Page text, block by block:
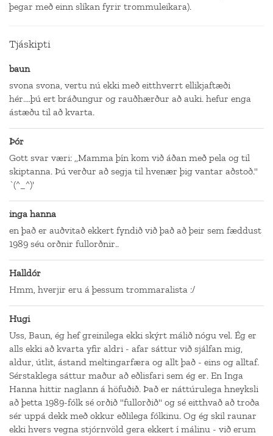
þegar með einn slíkan fyrir trommuleikara).
Tjáskipti
baun
svona svona, vertu nú ekki með eitthverrt ellikjaftæði
hér....þú ert bráðungur og rauðhærður að auki. hefur enga
ástæðu til að kvarta.
Þór
Gott svar væri: ,,Mamma þín kom við áðan með pela og til
skiptanna. Þú verður að segja til hvenær þig vantar aðstoð.''
`(^_^)'
inga hanna
en það er auðvitað ekkert fyndið við það að þeir sem fæddust
1989 séu orðnir fullorðnir..
Halldór
Hmm, hverjir eru á þessum trommaralista :/
Hugi
Uss, Baun, ég hef greinilega ekki skýrt málið nógu vel. Ég er
alls ekki að kvarta yfir aldri - afar sáttur við sjálfan mig,
aldur, útlit, ástand meltingarfæra og allt það - eins og alltaf.
Sérstaklega sáttur maður að eðlisfari sem ég er. En Inga
Hanna hittir naglann á höfuðið. Það er náttúrulega hneyksli
að þetta 1989-fólk sé orðið "fullorðið" og sé eitthvað að troða
sér uppá dekk með okkur eðlilega fólkinu. Og ég skil raunar
ekki hvers vegna stjórnvöld gera ekkert í málinu - við erum